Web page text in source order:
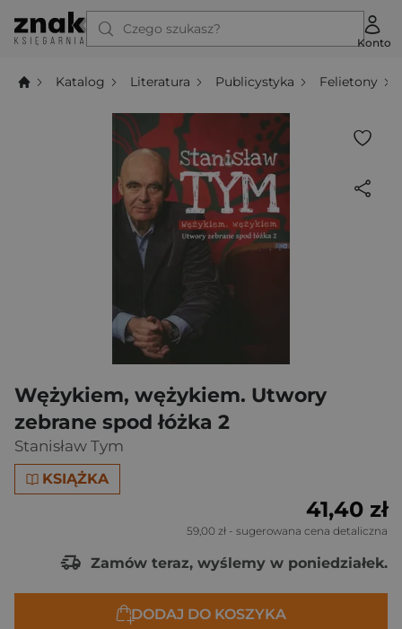
Czego szukasz?
Konto
Katalog Literatura Publicystyka Felietony
Wężykiem, wężykiem. Utwory
zebrane spod łóżka 2
Stanisław Tym
KSIĄŻKA
41,40 zł
59,00 zł - sugerowana cena detaliczna
Zamów teraz, wyślemy w poniedziałek.
DODAJ DO KOSZYKA